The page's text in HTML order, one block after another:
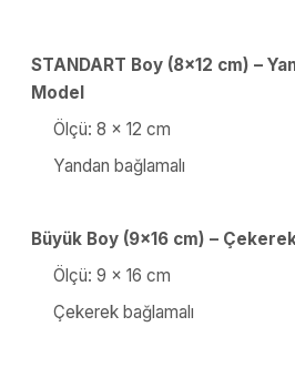
STANDART Boy (8x12 cm) –
Model
Ölçü: 8 x 12 cm
Yandan bağlamalı
Büyük Boy (9x16 cm) –
Ölçü: 9 x 16 cm
Çekerek bağlamalı